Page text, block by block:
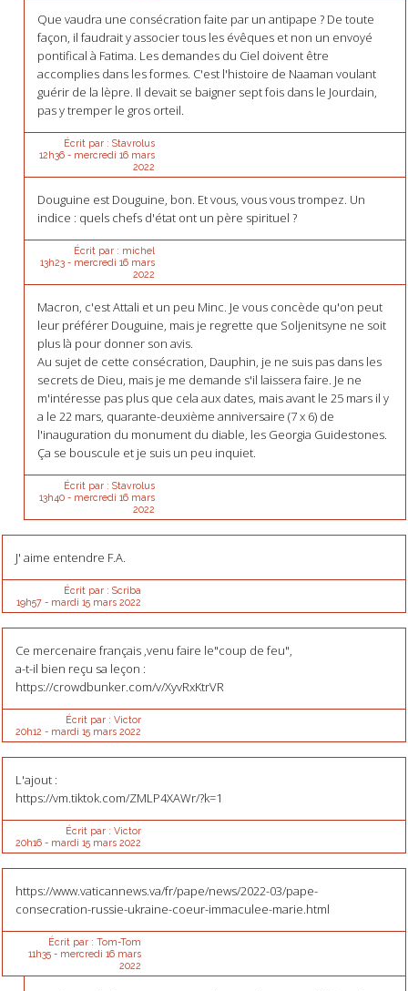
Que vaudra une consécration faite par un antipape ? De toute
façon, il faudrait y associer tous les évêques et non un envoyé
pontifical à Fatima. Les demandes du Ciel doivent être
accomplies dans les formes. C'est l'histoire de Naaman voulant
guérir de la lèpre. Il devait se baigner sept fois dans le Jourdain,
pas y tremper le gros orteil.
Écrit par : Stavrolus
12h36- mercredi 16 mars
2022
Douguine est Douguine, bon. Et vous, vous vous trompez. Un
indice : quels chefs d'état ont un père spirituel ?
Écrit par : michel
13h23- mercredi 16 mars
2022
Macron, c'est Attali et un peu Minc. Je vous concède qu'on peut
leur préférer Douguine, mais je regrette que Soljenitsyne ne soit
plus là pour donner son avis.
Au sujet de cette consécration, Dauphin, je ne suis pas dans les
secrets de Dieu, mais je me demande s'il laissera faire. Je ne
m'intéresse pas plus que cela aux dates, mais avant le 25 mars il y
a le 22 mars, quarante-deuxième anniversaire (7 x 6) de
l'inauguration du monument du diable, les Georgia Guidestones.
Ça se bouscule et je suis un peu inquiet.
Écrit par : Stavrolus
13h40- mercredi 16 mars
2022
J' aime entendre F.A.
Écrit par : Scriba
19h57- mardi 15 mars 2022
Ce mercenaire français ,venu faire le"coup de feu",
a-t-il bien reçu sa leçon :
https://crowdbunker.com/v/XyvRxKtrVR
Écrit par : Victor
20h12 - mardi 15 mars 2022
L'ajout :
https://vm.tiktok.com/ZMLP4XAWr/?k=1
Écrit par : Victor
20h16- mardi 15 mars 2022
https://www.vaticannews.va/fr/pape/news/2022-03/pape-
consecration-russie-ukraine-coeur-immaculee-marie.html
Écrit par : Tom-Tom
11h35- mercredi 16 mars
2022